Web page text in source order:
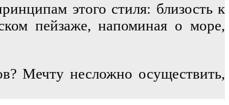
этого стиля: близость к
пейзаже, напоминая о море,
Мечту несложно осуществить,